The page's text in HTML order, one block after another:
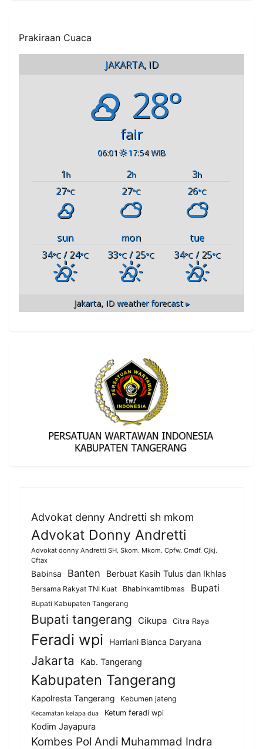
Prakiraan Cuaca
JAKARTA, ID
28°
fair
06:01 17:54 WIB
1h 2h 3h
27°C 27°C 26°C
sun mon
tue
34°C / 24°C 33°C / 25°C 34°C/ 25°C
Jakarta, IDweather forecast ▸
Advokat denny Andretti sh mkom
Advokat Donny Andretti
Advokat donny Andretti SH. Skom. Mkom. Cpfw. Cmdf. Cjkj.
Cftax
Babinsa Banten Berbuat Kasih Tulus dan Ikhlas
Bersama Rakyat TNI Kuat Bhabinkamtibmas Bupati
Bupati Kabupaten Tangerang
Bupati tangerang Cikupa Citra Raya
Feradi wpi Harriani Bianca Daryana
Jakarta Kab. Tangerang
Kabupaten Tangerang
Kapolresta Tangerang Kebumen jateng
Kecamatan kelapa dua Ketum feradi wpi
Kodim Jayapura
Kombes Pol Andi Muhammad Indra